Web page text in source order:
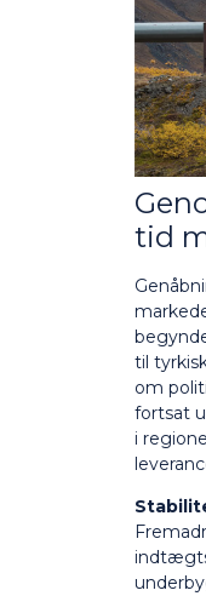
tid
til
om
fortsat
i